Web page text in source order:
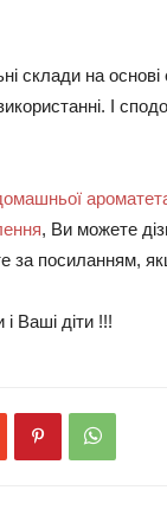
склади на
І
, Ви можете
за посиланням,
Ваші діти !!!